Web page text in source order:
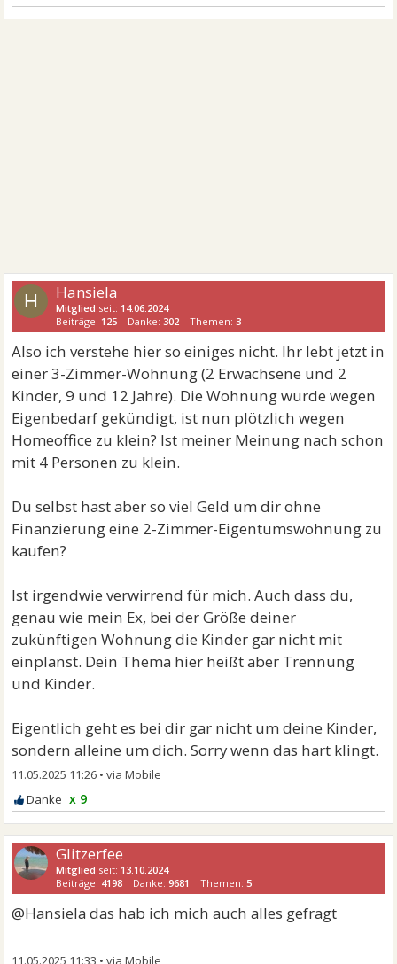
H Hansiela
Mitglied seit: 14.06.2024
Beiträge: 125 Danke:302 Themen:3
Also ich verstehe hier so einiges nicht. Ihr lebt jetzt in
einer 3-Zimmer-Wohnung (2 Erwachsene und 2
Kinder, 9 und 12 Jahre). Die Wohnung wurde wegen
Eigenbedarf gekündigt, ist nun plötzlich wegen
Homeoffice zu klein? Ist meiner Meinung nach schon
mit 4 Personen zu klein.
Du selbst hast aber so viel Geld um dir ohne
Finanzierung eine 2-Zimmer-Eigentumswohnung zu
kaufen?
Ist irgendwie verwirrend für mich. Auch dass du,
genau wie mein Ex, bei der Größe deiner
zukünftigen Wohnung die Kinder gar nicht mit
einplanst. Dein Thema hier heißt aber Trennung
und Kinder.
Eigentlich geht es bei dir gar nicht um deine Kinder,
sondern alleine um dich. Sorry wenn das hart klingt.
11.05.2025 11:26 •
x 9
Glitzerfee
Mitglied seit: 13.10.2024
Beiträge: 4198 Danke:9681 Themen:5
@Hansiela das hab ich mich auch alles gefragt
11.05.2025 11:33 •